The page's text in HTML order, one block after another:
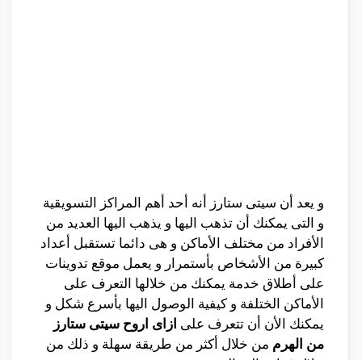
و يعد أن سيتى ستارز أنه أحد أهم المراكز التسويقية
و التى يمكنك أن تذهب اليها و يذهب اليها العديد من
الأفراد من مختلف الأماكن و هى دائما تستقبل أعداد
كبيرة من الأشخاص بأستمرار و يعمل موقع تدوينات
على أطلاق خدمة يمكنك من خلالها التعرف على
الأماكن الختلفة و كيفية الوصول اليها بأسرع شكل و
يمكنك الأن أن تتعرف على ازاى اروح سيتى ستارز
من الهرم من خلال أكثر من طريقة سهلة و ذلك من